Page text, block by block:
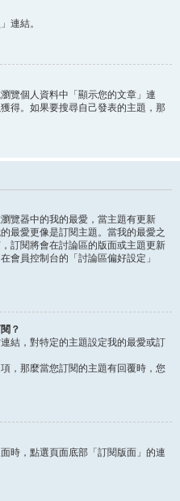
連結。
覽個人資料中「顯示您的文章」連
得。如果要搜尋自己發表的主題，那
覽器中的我的最愛，當主題有更新
最愛更像是訂閱主題。當我的最愛之
訂閱將會在討論區的版面或主題更新
會員控制台的「討論區偏好設定」
？
結，對特定的主題設定我的最愛或訂
，那麼當您訂閱的主題有回覆時，您
時，點選頁面底部「訂閱版面」的連